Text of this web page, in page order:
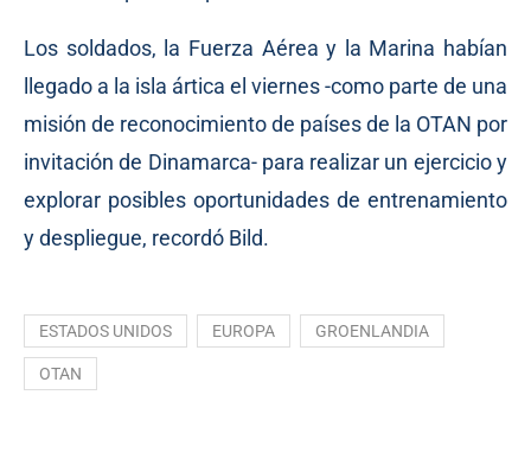
Los soldados, la Fuerza Aérea y la Marina habían
llegado a la isla ártica el viernes -como parte de una
misión de reconocimiento de países de la OTAN por
invitación de Dinamarca- para realizar un ejercicio y
explorar posibles oportunidades de entrenamiento
y despliegue, recordó Bild.
ESTADOS UNIDOS EUROPA GROENLANDIA
OTAN